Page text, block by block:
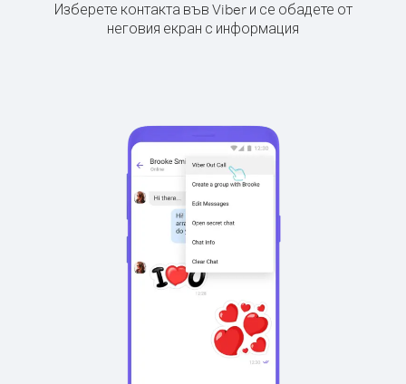
Изберете контакта във Viber и се обадете от
неговия екран с информация